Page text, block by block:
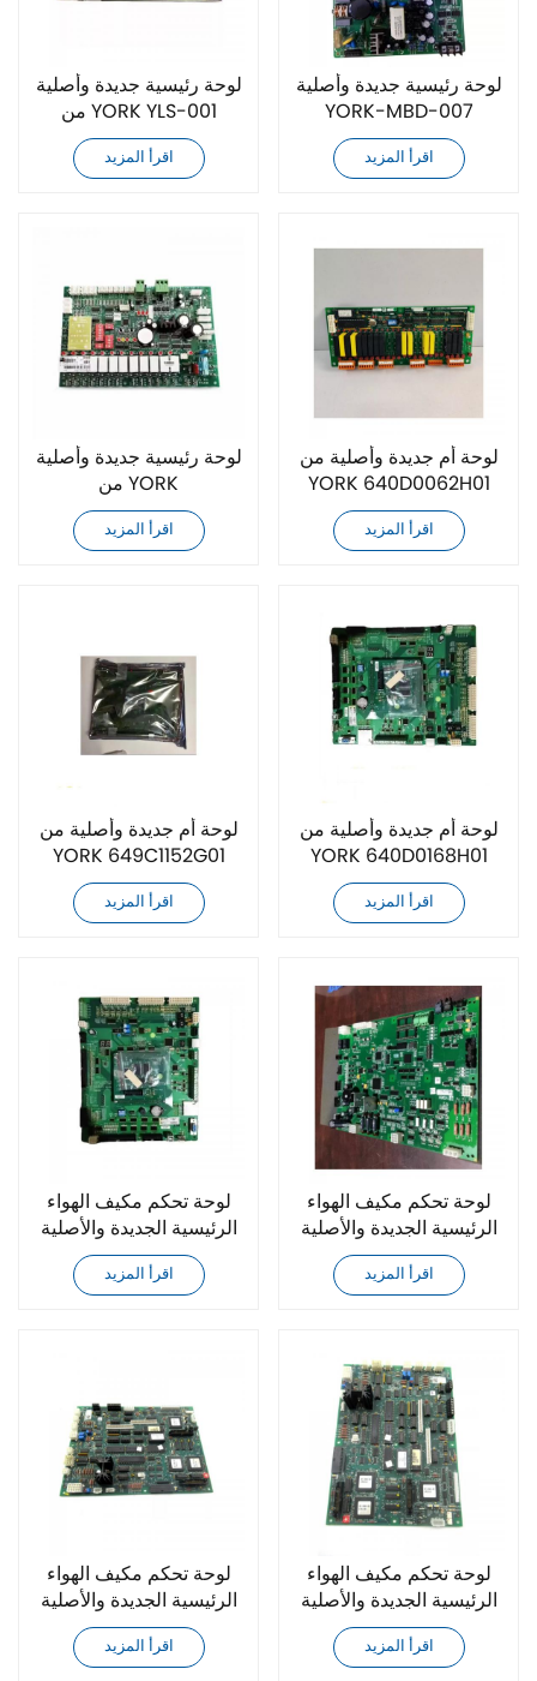
لوحة رئيسية جديدة وأصلية
من YORK YLS-001
025W42574-000
SAP:552890
اقرأ المزيد
لوحة رئيسية جديدة وأصلية
YORK-MBD-007
668775 025W43786-
100
اقرأ المزيد
لوحة رئيسية جديدة وأصلية
من YORK
025G00056A094
SAP:433342
اقرأ المزيد
لوحة أم جديدة وأصلية من
YORK 640D0062H01
اقرأ المزيد
لوحة أم جديدة وأصلية من
YORK 649C1152G01
اقرأ المزيد
لوحة أم جديدة وأصلية من
YORK 640D0168H01
اقرأ المزيد
لوحة تحكم مكيف الهواء
الرئيسية الجديدة والأصلية
000
اقرأ المزيد
لوحة تحكم مكيف الهواء
الرئيسية الجديدة والأصلية
001
اقرأ المزيد
لوحة تحكم مكيف الهواء
الرئيسية الجديدة والأصلية
من يورك 031-01065E-
002
اقرأ المزيد
لوحة تحكم مكيف الهواء
الرئيسية الجديدة والأصلية
من يورك 031-01065-001
اقرأ المزيد